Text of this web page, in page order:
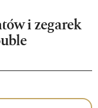
i zegarek